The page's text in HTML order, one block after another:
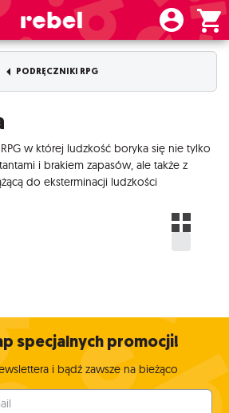
PODRĘCZNIKI RPG
w której ludzkość boryka się nie tylko
i brakiem zapasów, ale także z
do eksterminacji ludzkości
specjalnych promocji!
i bądź zawsze na bieżąco